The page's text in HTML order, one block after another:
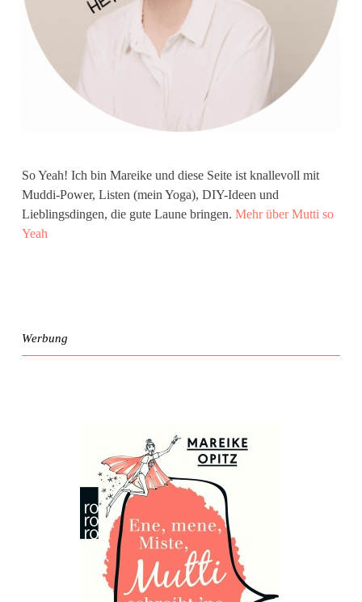
So Yeah! Ich bin Mareike und diese Seite ist knallevoll mit
Muddi-Power, Listen (mein Yoga), DIY-Ideen und
Lieblingsdingen, die gute Laune bringen.Mehr über Mutti so
Yeah
Werbung